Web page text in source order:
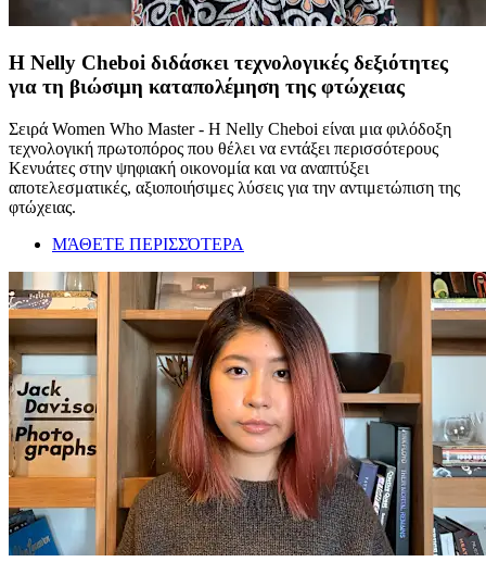
Η Nelly Cheboi διδάσκει τεχνολογικές δεξιότητες
για τη βιώσιμη καταπολέμηση της φτώχειας
Σειρά Women Who Master - Η Nelly Cheboi είναι μια φιλόδοξη
τεχνολογική πρωτοπόρος που θέλει να εντάξει περισσότερους
Κενυάτες στην ψηφιακή οικονομία και να αναπτύξει
αποτελεσματικές, αξιοποιήσιμες λύσεις για την αντιμετώπιση της
φτώχειας.
ΜΆΘΕΤΕ ΠΕΡΙΣΣΌΤΕΡΑ